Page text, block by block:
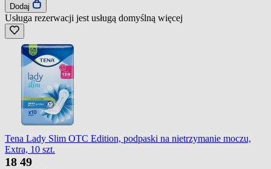
Dodaj
Usługa rezerwacji jest usługą domyślną więcej
Tena Lady Slim OTC Edition, podpaski na nietrzymanie moczu,
Extra, 10 szt.
18 49